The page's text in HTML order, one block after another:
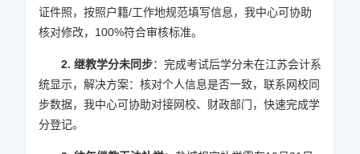
证件照，按照户籍/工作地规范填写信息，我中心可协助
核对修改，100%符合审核标准。
2. 继教学分未同步：完成考试后学分未在江苏会计系
统显示，解决方案：核对个人信息是否一致，联系网校同
步数据，我中心可协助对接网校、财政部门，快速完成学
分登记。